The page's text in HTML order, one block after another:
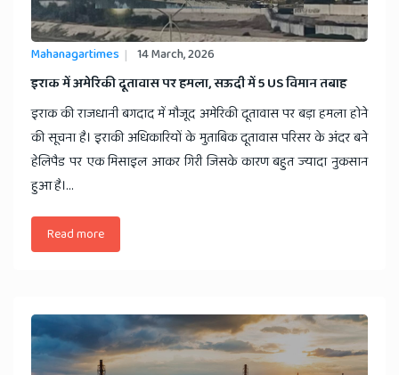
Mahanagartimes 14 March, 2026
​इराक में अमेरिकी दूतावास पर हमला, सऊदी में 5 US विमान तबाह
इराक की राजधानी बगदाद में मौजूद अमेरिकी दूतावास पर बड़ा हमला होने
की सूचना है। इराकी अधिकारियों के मुताबिक दूतावास परिसर के अंदर बने
हेलिपैड पर एक मिसाइल आकर गिरी जिसके कारण बहुत ज्यादा नुकसान
हुआ है।...
Read more